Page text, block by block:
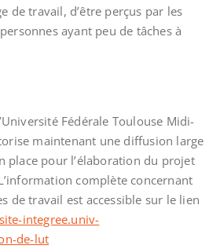
de travail, d’être perçus par les
ayant peu de tâches à
Fédérale Toulouse Midi-
maintenant une diffusion large
place pour l’élaboration du projet
complète concernant
de travail est accessible sur le lien
integree.univ-
de-lut